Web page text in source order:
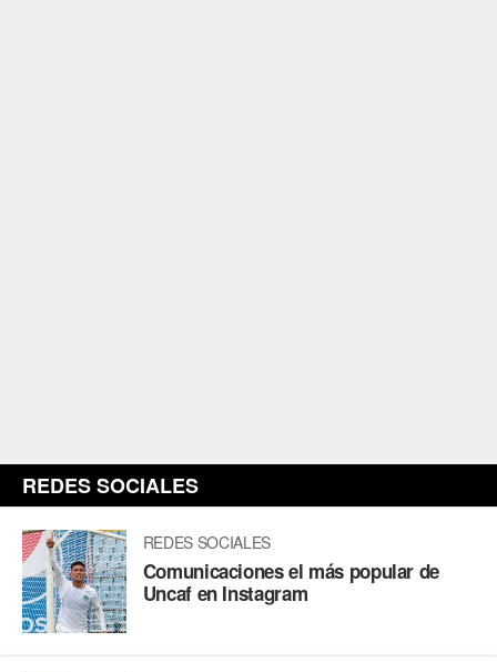
REDES SOCIALES
REDES SOCIALES
Comunicaciones el más popular de
Uncaf en Instagram